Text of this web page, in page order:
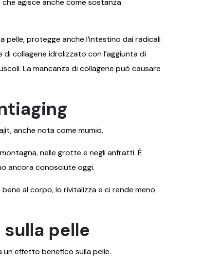
agisce anche come sostanza
pelle, protegge anche l’intestino dai radicali
collagene idrolizzato con l’aggiunta di
La mancanza di collagene può causare
anche nota come mumio.
nelle grotte e negli anfratti. È
ancora conosciute oggi.
al corpo, lo rivitalizza e ci rende meno
pelle
un effetto benefico sulla pelle.